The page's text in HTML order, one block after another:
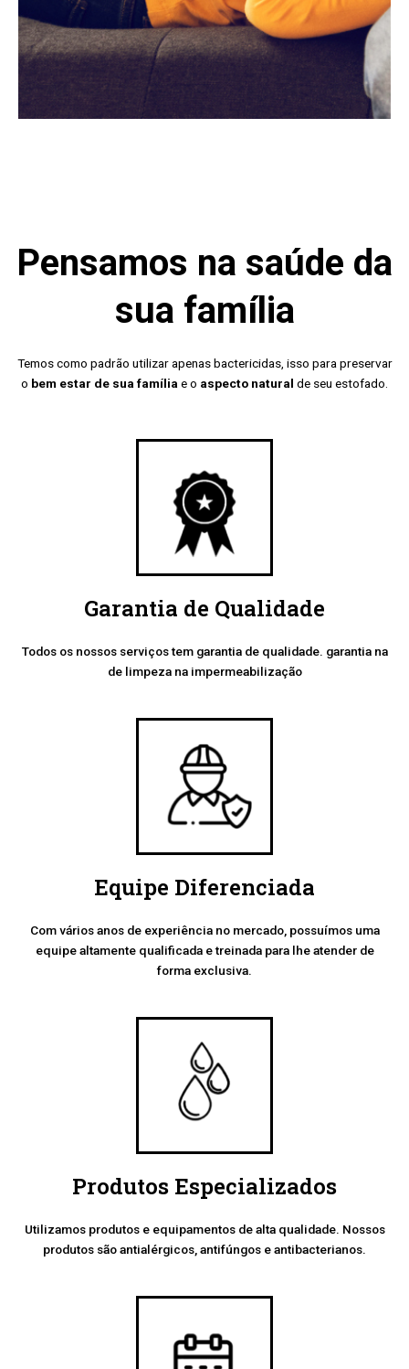
Pensamos na saúde da
sua família
Temos como padrão utilizar apenas bactericidas, isso para preservar
o bem estar de sua família e o aspecto natural de seu estofado.
Garantia de Qualidade
Todos os nossos serviços tem garantia de qualidade. garantia na
de limpeza na impermeabilização
Equipe Diferenciada
Com vários anos de experiência no mercado, possuímos uma
equipe altamente qualificada e treinada para lhe atender de
forma exclusiva.
Produtos Especializados
Utilizamos produtos e equipamentos de alta qualidade. Nossos
produtos são antialérgicos, antifúngos e antibacterianos.